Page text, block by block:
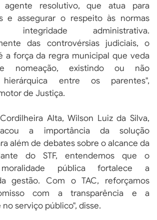
agente resolutivo, que atua para
e assegurar o respeito às normas
administrativa.
das controvérsias judiciais, o
a força da regra municipal que veda
nomeação, existindo ou não
hierárquica entre os parentes",
de Justiça.
Alta, Wilson Luiz da Silva,
a importância da solução
além de debates sobre o alcance da
do STF, entendemos que o
pública fortalece a
gestão. Com o TAC, reforçamos
com a transparência e a
serviço público", disse.